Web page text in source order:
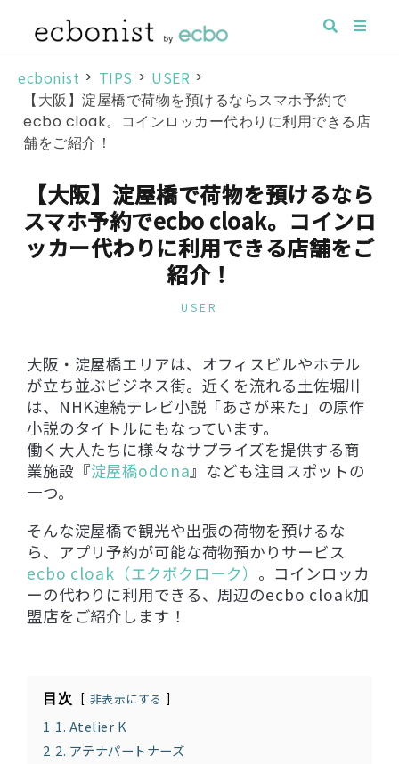
ecbonist > TIPS > USER >
【大阪】淀屋橋で荷物を預けるならスマホ予約で
ecbo cloak。コインロッカー代わりに利用できる店
舗をご紹介！
【大阪】淀屋橋で荷物を預けるなら
スマホ予約でecbo cloak。コインロ
ッカー代わりに利用できる店舗をご
紹介！
USER
大阪・淀屋橋エリアは、オフィスビルやホテル
が立ち並ぶビジネス街。近くを流れる土佐堀川
は、NHK連続テレビ小説「あさが来た」の原作
小説のタイトルにもなっています。
働く大人たちに様々なサプライズを提供する商
業施設『淀屋橋odona』なども注目スポットの
一つ。
そんな淀屋橋で観光や出張の荷物を預けるな
ら、アプリ予約が可能な荷物預かりサービス
ecbo cloak（エクボクローク） 。コインロッカ
ーの代わりに利用できる、周辺のecbo cloak加
盟店をご紹介します！
目次 非表示にする
1 1. Atelier K
2 2. アテナパートナーズ